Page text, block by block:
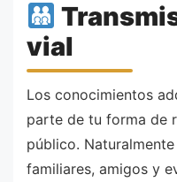
vial
Los conocimientos
parte de tu forma de
público.
familiares, amigos y